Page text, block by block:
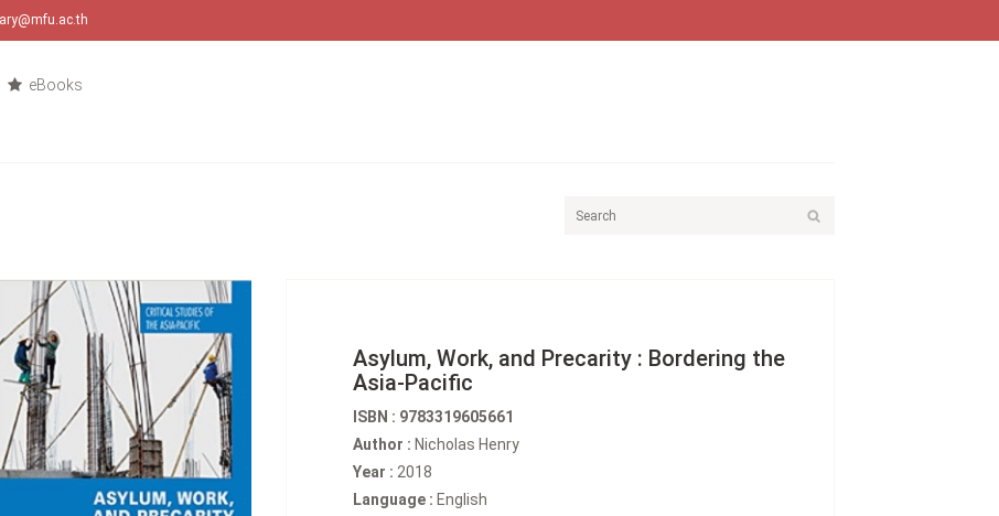
eBooks
Asylum, Work, and Precarity : Bordering the
Asia-Pacific
ISBN : 9783319605661
Author : Nicholas Henry
Year : 2018
Language : English